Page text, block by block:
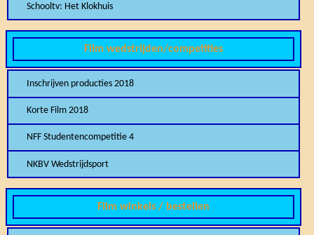
Schooltv: Het Klokhuis
Film wedstrijden/competities
Inschrijven producties 2018
Korte Film 2018
NFF Studentencompetitie 4
NKBV Wedstrijdsport
Film winkels / bestellen